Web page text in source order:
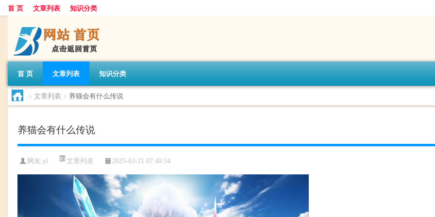
首 页 文章列表 知识分类
首 页 文章列表 知识分类
> 文章列表 > 养猫会有什么传说
养猫会有什么传说
网友:yl 文章列表 2025-03-21 07:40:54